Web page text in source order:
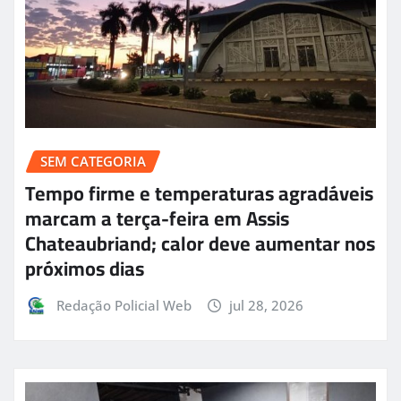
SEM CATEGORIA
Tempo firme e temperaturas agradáveis
marcam a terça-feira em Assis
Chateaubriand; calor deve aumentar nos
próximos dias
Redação Policial Web jul 28, 2026